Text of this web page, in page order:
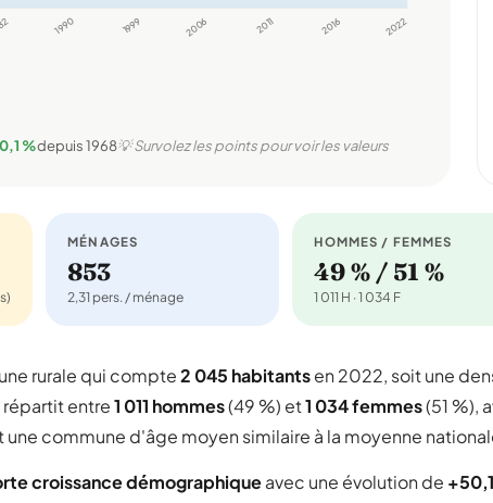
1990 1999 2006 2011 2016 2022
%depuis 1968💡 Survolez les points pour voir les valeurs
MÉNAGES
853
2,31 pers. / ménage
HOMMES / FEMMES
49 % / 51 %
1 011 H · 1 034 F
rurale qui compte2 045 habitantsen 2022, soit une
entre1 011 hommes(49 %) et1 034 femmes(51 %),
une commune d'âge moyen similaire à la moyenne
croissance démographiqueavec une évolution de